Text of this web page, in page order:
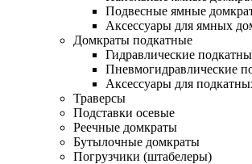
Подвесные ямные
Аксессуары для ямных
Домкраты подкатные
Гидравлические
Пневмогидравлические
Аксессуары для
Траверсы
Подставки осевые
Реечные домкраты
Бутылочные домкраты
Погрузчики (штабелеры)